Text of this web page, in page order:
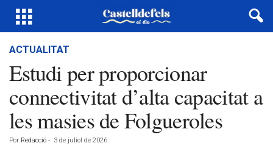
ACTUALITAT
Estudi per proporcionar
connectivitat d’alta capacitat a
les masies de Folgueroles
Por Redacció - 3 de juliol de 2026